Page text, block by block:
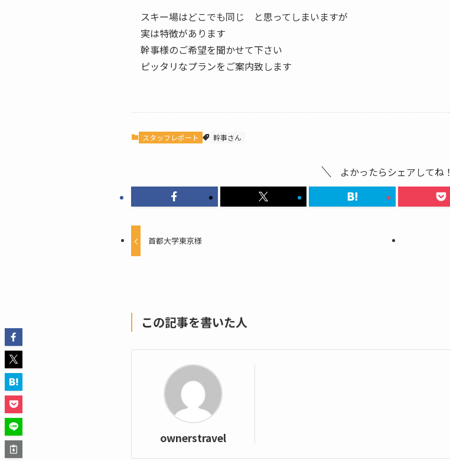
スキー場はどこでも同じ と思ってしまいますが
実は特徴があります
幹事様のご希望を聞かせて下さい
ピッタリなプランをご案内致します
スタッフレポート 幹事さん
よかったらシェアしてね！
首都大学東京様
この記事を書いた人
ownerstravel